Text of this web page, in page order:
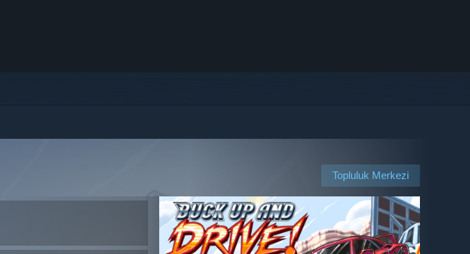
Topluluk Merkezi